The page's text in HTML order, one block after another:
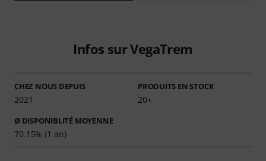
Infos sur VegaTrem
CHEZ NOUS DEPUIS
2021
PRODUITS EN STOCK
20+
Ø DISPONIBLITÉ MOYENNE
70.15% (1 an)